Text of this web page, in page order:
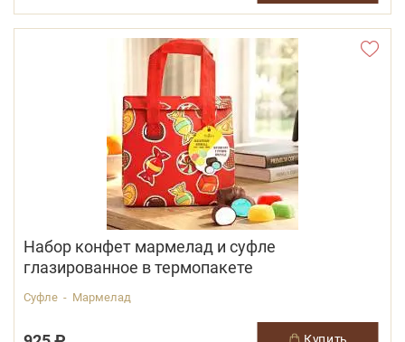
Набор конфет мармелад и суфле
глазированное в термопакете
Суфле - Мармелад